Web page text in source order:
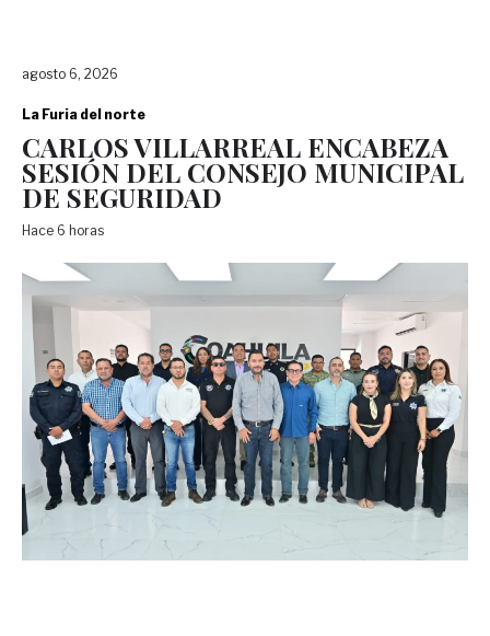
agosto 6, 2026
La Furia del norte
CARLOS VILLARREAL ENCABEZA
SESIÓN DEL CONSEJO MUNICIPAL
DE SEGURIDAD
Hace 6 horas